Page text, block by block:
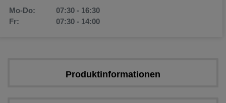
Mo-Do:
07:30 - 16:30
Fr:
07:30 - 14:00
Produktinformationen